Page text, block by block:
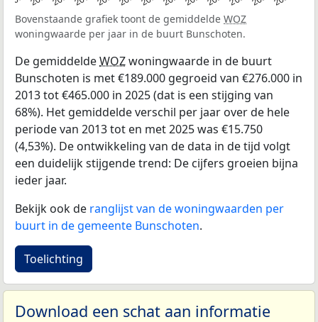
Bovenstaande grafiek toont de gemiddelde WOZ
woningwaarde per jaar in de buurt Bunschoten.
De gemiddeldeWOZwoningwaarde in de buurt
Bunschoten is met €189.000 gegroeid van €276.000 in
2013 tot €465.000 in 2025 (dat is een stijging van
68%). Het gemiddelde verschil per jaar over de hele
periode van 2013 tot en met 2025 was €15.750
(4,53%). De ontwikkeling van de data in de tijd volgt
een duidelijk stijgende trend: De cijfers groeien bijna
ieder jaar.
Bekijk ook de ranglijst van de woningwaarden per
buurt in de gemeente Bunschoten.
Toelichting
Download een schat aan informatie